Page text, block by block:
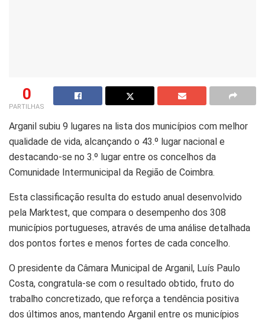
0
PARTILHAS
Arganil subiu 9 lugares na lista dos municípios com melhor
qualidade de vida, alcançando o 43.º lugar nacional e
destacando-se no 3.º lugar entre os concelhos da
Comunidade Intermunicipal da Região de Coimbra.
Esta classificação resulta do estudo anual desenvolvido
pela Marktest, que compara o desempenho dos 308
municípios portugueses, através de uma análise detalhada
dos pontos fortes e menos fortes de cada concelho.
O presidente da Câmara Municipal de Arganil, Luís Paulo
Costa, congratula-se com o resultado obtido, fruto do
trabalho concretizado, que reforça a tendência positiva
dos últimos anos, mantendo Arganil entre os municípios